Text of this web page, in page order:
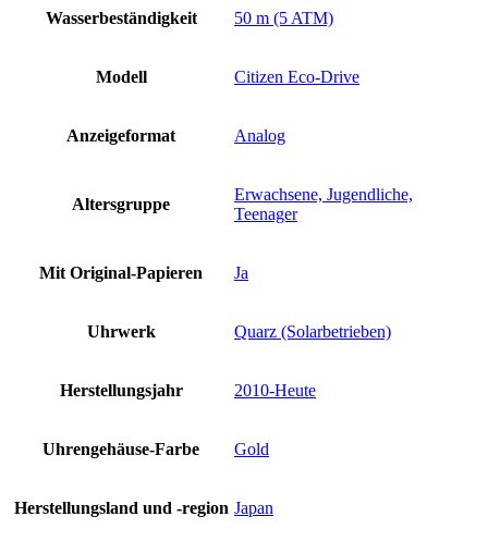
Wasserbeständigkeit 50 m (5 ATM)
Modell Citizen Eco-Drive
Anzeigeformat Analog
Altersgruppe
Erwachsene, Jugendliche,
Teenager
Mit Original-Papieren Ja
Uhrwerk Quarz (Solarbetrieben)
Herstellungsjahr 2010-Heute
Uhrengehäuse-Farbe Gold
Herstellungsland und -region Japan